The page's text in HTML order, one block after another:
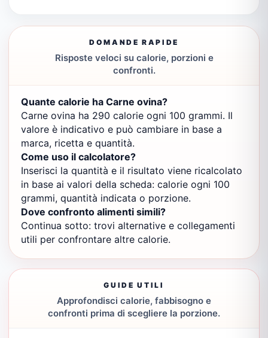
DOMANDE RAPIDE
Risposte veloci su calorie, porzioni e
confronti.
Quante calorie ha Carne ovina?
Carne ovina ha 290 calorie ogni 100 grammi. Il
valore è indicativo e può cambiare in base a
marca, ricetta e quantità.
Come uso il calcolatore?
Inserisci la quantità e il risultato viene ricalcolato
in base ai valori della scheda: calorie ogni 100
grammi, quantità indicata o porzione.
Dove confronto alimenti simili?
Continua sotto: trovi alternative e collegamenti
utili per confrontare altre calorie.
GUIDE UTILI
Approfondisci calorie, fabbisogno e
confronti prima di scegliere la porzione.